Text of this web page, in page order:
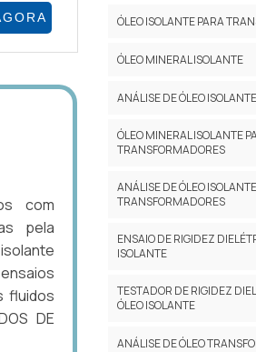
com
pela
fluidos
DE
ÓLEO ISOLANTE PARA
ÓLEO MINERAL ISOLANTE
ANÁLISE DE ÓLEO ISOLANTE
ÓLEO MINERAL ISOLANTE
TRANSFORMADORES
ANÁLISE DE ÓLEO
TRANSFORMADORES
ENSAIO DE RIGIDEZ
ISOLANTE
TESTADOR DE RIGIDEZ
ÓLEO ISOLANTE
ANÁLISE DE ÓLEO